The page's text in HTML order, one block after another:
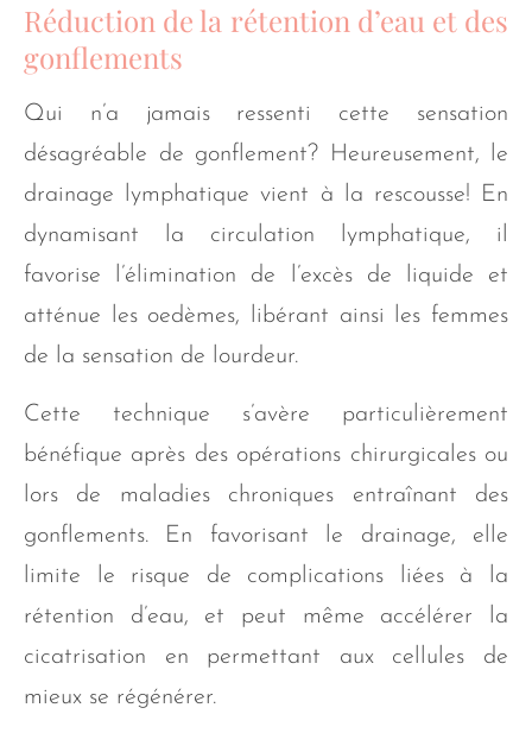
Réduction de la rétention d’eau et des
gonflements
Qui n’a jamais ressenti cette sensation
désagréable de gonflement? Heureusement, le
drainage lymphatique vient à la rescousse! En
dynamisant la circulation lymphatique, il
favorise l’élimination de l’excès de liquide et
atténue les oedèmes, libérant ainsi les femmes
de la sensation de lourdeur.
Cette technique s’avère particulièrement
bénéfique après des opérations chirurgicales ou
lors de maladies chroniques entraînant des
gonflements. En favorisant le drainage, elle
limite le risque de complications liées à la
rétention d’eau, et peut même accélérer la
cicatrisation en permettant aux cellules de
mieux se régénérer.